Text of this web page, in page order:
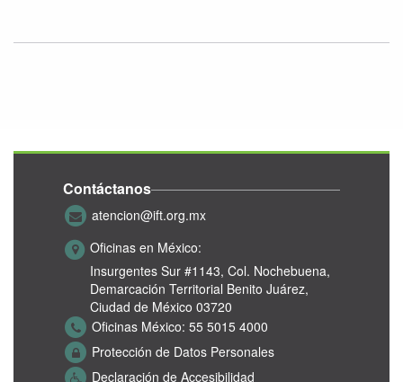
Contáctanos
atencion@ift.org.mx
Oficinas en México:
Insurgentes Sur #1143, Col. Nochebuena,
Demarcación Territorial Benito Juárez,
Ciudad de México 03720
Oficinas México: 55 5015 4000
Protección de Datos Personales
Declaración de Accesibilidad